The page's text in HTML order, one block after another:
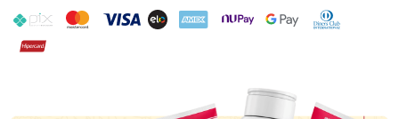
PIX MasterCard
VISA ELO AMEX NuPay Google PayDiners Club
Hipercard
Promoção em Destaque